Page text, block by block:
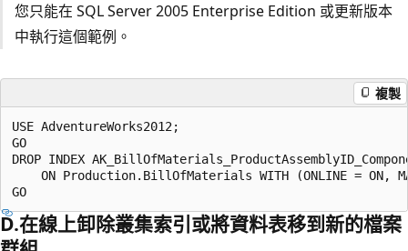
您只能在 SQL Server 2005 Enterprise Edition 或更新版本
中執行這個範例。
複製
USE AdventureWorks2012;
GO
DROP INDEX
ON Production.BillOfMaterials WITH (ONLINE = ON,
D.在線上卸除叢集索引或將資料表移到新的檔案